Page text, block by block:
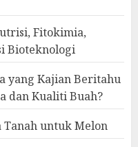
Fitokimia,
Bioteknologi
yang Kajian Beritahu
dan Kualiti Buah?
untuk Melon